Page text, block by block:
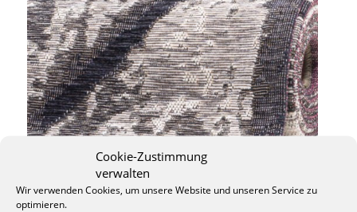
Cookie-Zustimmung
verwalten
Wir verwenden Cookies, um unsere Website und unseren Service zu
optimieren.